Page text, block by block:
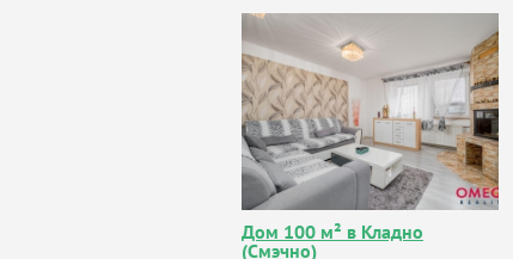
Дом 100 м² в Кладно
(Смэчно)